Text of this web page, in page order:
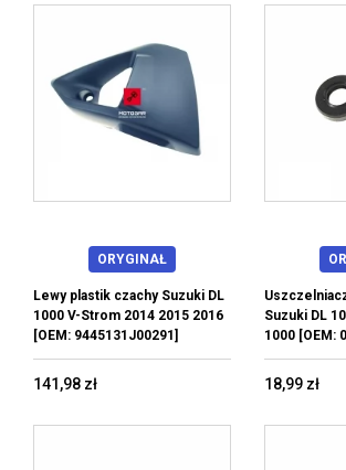
ORYGINAŁ
Lewy plastik czachy Suzuki DL
1000 V-Strom 2014 2015 2016
[OEM: 9445131J00291]
141,98 zł
Suzuki DL
1000 [OEM:
18,99 zł